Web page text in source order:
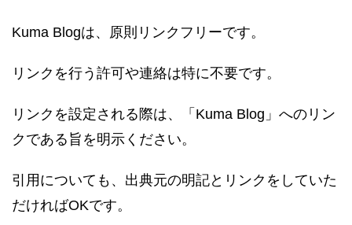
Kuma Blogは、原則リンクフリーです。
リンクを行う許可や連絡は特に不要です。
リンクを設定される際は、「Kuma Blog」へのリン
クである旨を明示ください。
引用についても、出典元の明記とリンクをしていた
だければOKです。